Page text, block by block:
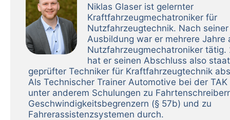
Niklas Glaser ist gelernter
Kraftfahrzeugmechatroniker für
Nutzfahrzeugtechnik. Nach seiner
Ausbildung war er mehrere Jahre
Nutzfahrzeugmechatroniker tätig.
hat er seinen Abschluss also
geprüfter Techniker für Kraftfahrzeugtechnik
Als Technischer Trainer Automotive bei der
unter anderem Schulungen zu
Geschwindigkeitsbegrenzern (§ 57b) und zu
Fahrerassistenzsystemen durch.